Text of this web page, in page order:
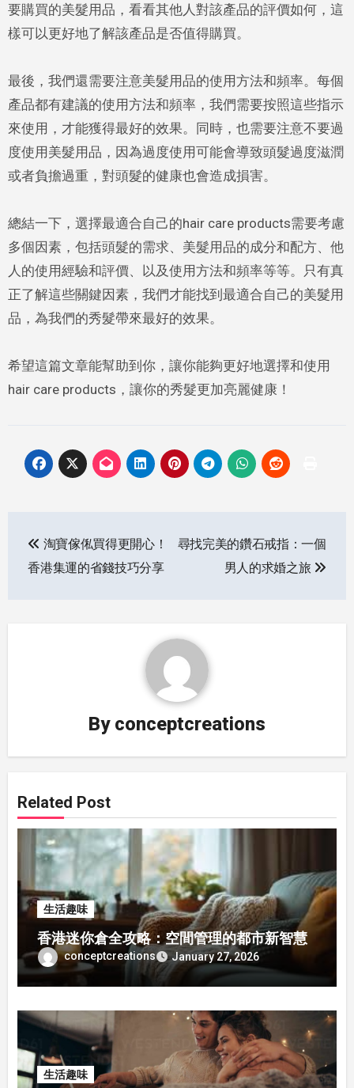
要購買的美髮用品，看看其他人對該產品的評價如何，這
樣可以更好地了解該產品是否值得購買。
最後，我們還需要注意美髮用品的使用方法和頻率。每個
產品都有建議的使用方法和頻率，我們需要按照這些指示
來使用，才能獲得最好的效果。同時，也需要注意不要過
度使用美髮用品，因為過度使用可能會導致頭髮過度滋潤
或者負擔過重，對頭髮的健康也會造成損害。
總結一下，選擇最適合自己的hair care products需要考慮
多個因素，包括頭髮的需求、美髮用品的成分和配方、他
人的使用經驗和評價、以及使用方法和頻率等等。只有真
正了解這些關鍵因素，我們才能找到最適合自己的美髮用
品，為我們的秀髮帶來最好的效果。
希望這篇文章能幫助到你，讓你能夠更好地選擇和使用
hair care products，讓你的秀髮更加亮麗健康！
navigation
淘寶傢俬買得更開心！
香港集運的省錢技巧分享
尋找完美的鑽石戒指：一個
男人的求婚之旅
By conceptcreations
Related Post
生活趣味
香港迷你倉全攻略：空間管理的都市新智慧
conceptcreations January 27, 2026
生活趣味